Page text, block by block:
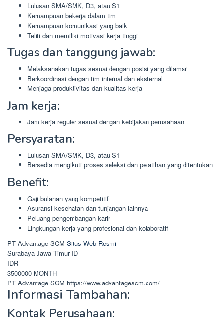
Lulusan SMA/SMK, D3, atau S1
Kemampuan bekerja dalam tim
Kemampuan komunikasi yang baik
Teliti dan memiliki motivasi kerja tinggi
Tugas dan tanggung jawab:
Melaksanakan tugas sesuai dengan posisi yang dilamar
Berkoordinasi dengan tim internal dan eksternal
Menjaga produktivitas dan kualitas kerja
Jam kerja:
Jam kerja reguler sesuai dengan kebijakan perusahaan
Persyaratan:
Lulusan SMA/SMK, D3, atau S1
Bersedia mengikuti proses seleksi dan pelatihan yang ditentukan
Benefit:
Gaji bulanan yang kompetitif
Asuransi kesehatan dan tunjangan lainnya
Peluang pengembangan karir
Lingkungan kerja yang profesional dan kolaboratif
PT Advantage SCM Situs Web Resmi
Surabaya Jawa Timur ID
IDR
3500000 MONTH
PT Advantage SCM https://www.advantagescm.com/
Informasi Tambahan:
Kontak Perusahaan: